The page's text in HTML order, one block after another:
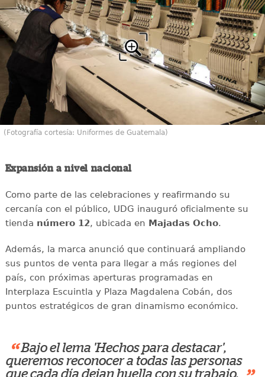
(Fotografía cortesía: Uniformes de Guatemala)
Expansión a nivel nacional
Como parte de las celebraciones y reafirmando su
cercanía con el público, UDG inauguró oficialmente su
tienda número 12, ubicada en Majadas Ocho.
Además, la marca anunció que continuará ampliando
sus puntos de venta para llegar a más regiones del
país, con próximas aperturas programadas en
Interplaza Escuintla y Plaza Magdalena Cobán, dos
puntos estratégicos de gran dinamismo económico.
“ Bajo el lema 'Hechos para destacar',
queremos reconocer a todas las personas
que cada día dejan huella con su trabajo.